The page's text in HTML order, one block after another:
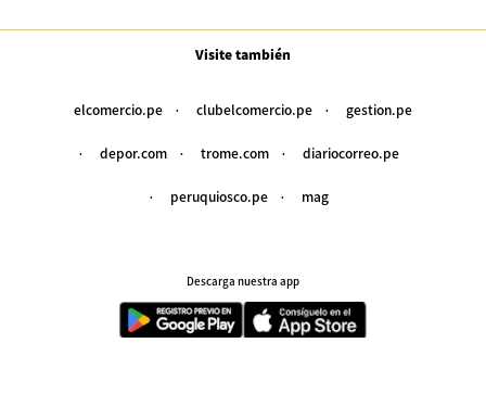
Visite también
elcomercio.pe clubelcomercio.pe gestion.pe
depor.com trome.com diariocorreo.pe
peruquiosco.pe mag
Descarga nuestra app